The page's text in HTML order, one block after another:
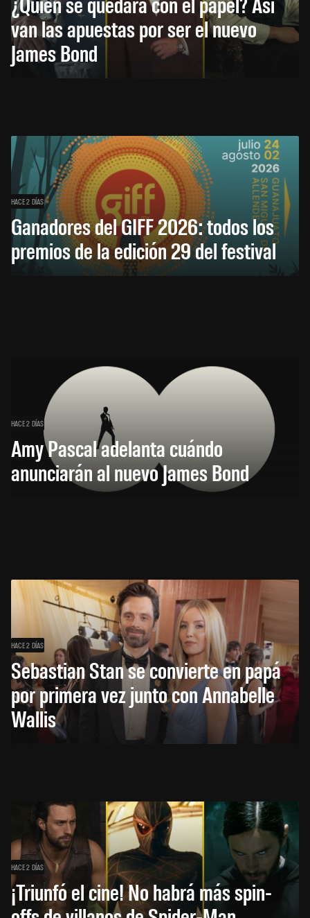
van las apuestas por ser el nuevo
James Bond
HACE 2 DÍAS
Ganadores del GIFF 2026: todos los
premios de la edición 29 del festival
HACE 2 DÍAS
Amy Pascal adelanta cuándo
anunciarán al nuevo James Bond
HACE 2 DÍAS
Sebastian Stan se convierte en papá
por primera vez junto con Annabelle
Wallis
HACE 2 DÍAS
¡Triunfó el cine! No habrá más spin-